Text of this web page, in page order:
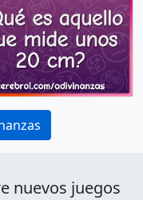
nuevos juegos